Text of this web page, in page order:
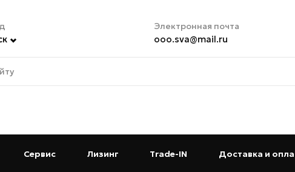
Электронная почта
ooo.sva@mail.ru
Сервис(current)Лизинг (current)Trade-IN (current)Доставка и